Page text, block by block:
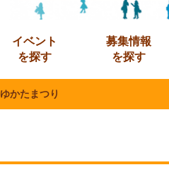
イベント
を探す
募集情報
を探す
ゆかたまつり